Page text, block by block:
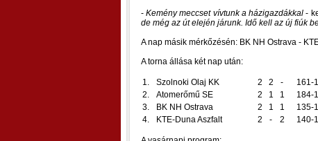
-Kemény meccset vívtunk a házigazdákkal -
de még az út elején járunk. Idő kell az új fiúk
A nap másik mérkőzésén: BK NH Ostrava -
A torna állása két nap után:
1. Szolnoki Olaj KK 2 2 - 161-
2.
Atomerőmű SE 2 1 1 184-
3.
BK NH Ostrava 2 1 1 135-
4.
KTE-Duna Aszfalt 2 - 2 140-